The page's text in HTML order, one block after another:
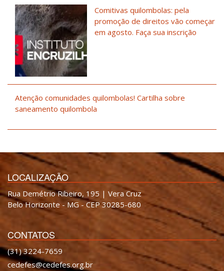
Comitivas quilombolas: pela
promoção de direitos vão começar
em agosto. Faça sua inscrição
Atenção comunidades quilombolas! Cartilha sobre
saneamento quilombola
LOCALIZAÇÃO
Rua Demétrio Ribeiro, 195 | Vera Cruz
Belo Horizonte - MG - CEP 30285-680
CONTATOS
(31) 3224-7659
cedefes@cedefes.org.br